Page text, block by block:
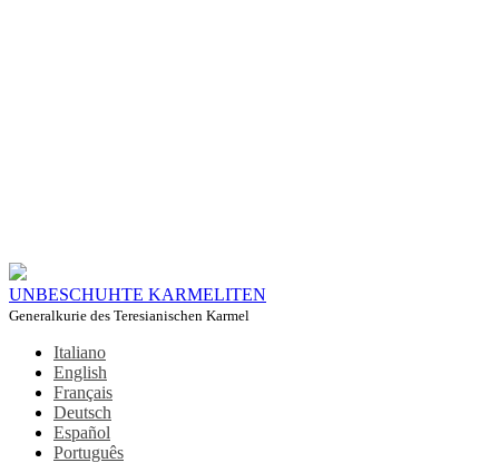
UNBESCHUHTE KARMELITEN
Generalkurie des Teresianischen Karmel
Italiano
English
Français
Deutsch
Español
Português